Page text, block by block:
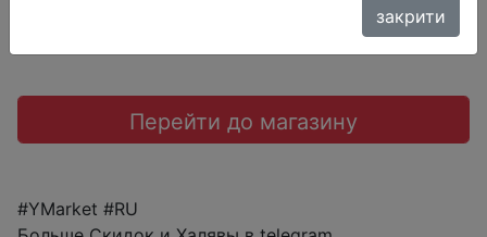
Перейти до магазину
#YMarket #RU
закрити